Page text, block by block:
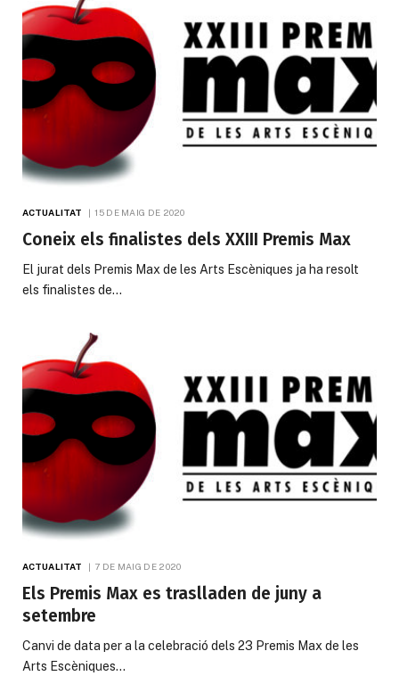
ACTUALITAT 15 DE MAIG DE 2020
Coneix els finalistes dels XXIII Premis Max
El jurat dels Premis Max de les Arts Escèniques ja ha resolt
els finalistes de…
ACTUALITAT 7 DE MAIG DE 2020
Els Premis Max es traslladen de juny a
setembre
Canvi de data per a la celebració dels 23 Premis Max de les
Arts Escèniques…